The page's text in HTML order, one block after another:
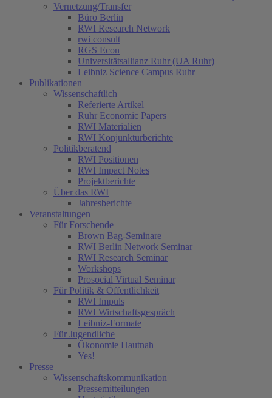
Vernetzung/Transfer
Büro Berlin
RWI Research Network
rwi consult
RGS Econ
Universitätsallianz Ruhr (UA Ruhr)
Leibniz Science Campus Ruhr
Publikationen
Wissenschaftlich
Referierte Artikel
Ruhr Economic Papers
RWI Materialien
RWI Konjunkturberichte
Politikberatend
RWI Positionen
RWI Impact Notes
Projektberichte
Über das RWI
Jahresberichte
Veranstaltungen
Für Forschende
Brown Bag-Seminare
RWI Berlin Network Seminar
RWI Research Seminar
Workshops
Prosocial Virtual Seminar
Für Politik & Öffentlichkeit
RWI Impuls
RWI Wirtschaftsgespräch
Leibniz-Formate
Für Jugendliche
Ökonomie Hautnah
Yes!
Presse
Wissenschaftskommunikation
Pressemitteilungen